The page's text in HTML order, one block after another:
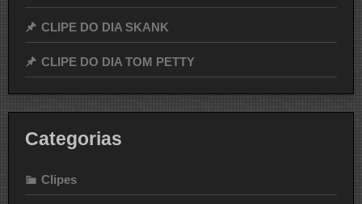
CLIPE DO DIA SKANK
CLIPE DO DIA TOM PETTY
Categorias
Clipes